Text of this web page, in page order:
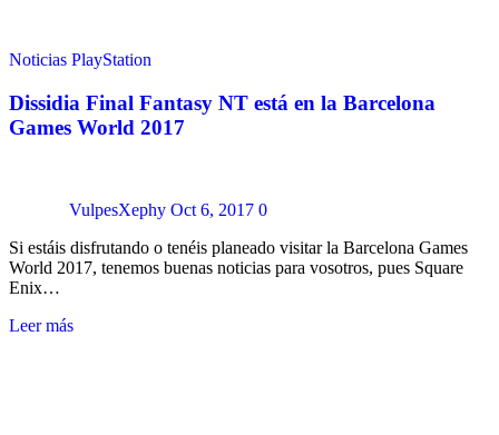
Noticias PlayStation
Dissidia Final Fantasy NT está en la Barcelona
Games World 2017
VulpesXephy Oct 6, 2017 0
Si estáis disfrutando o tenéis planeado visitar la Barcelona Games
World 2017, tenemos buenas noticias para vosotros, pues Square
Enix…
Leer más